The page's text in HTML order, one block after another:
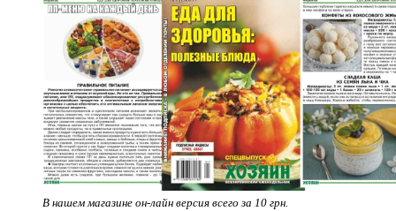
В нашем магазине он-лайн версия всего за 10 грн.